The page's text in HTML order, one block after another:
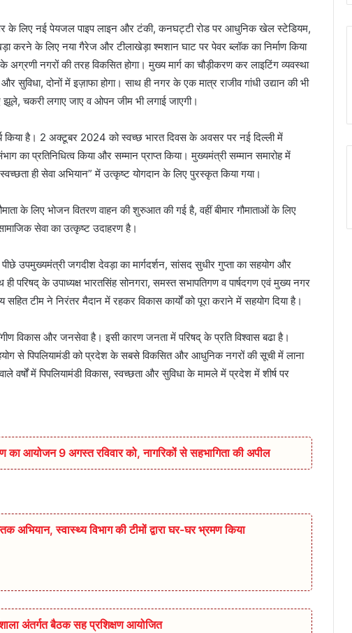
के लिए नई पेयजल पाइप लाइन और टंकी, कनघट्टी रोड पर आधुनिक खेल स्टेडियम,
करने के लिए नया गैरेज और टीलाखेड़ा श्मशान घाट पर पेवर ब्लॉक का निर्माण किया
नगरों की तरह विकसित होगा। मुख्य मार्ग का चौड़ीकरण कर लाइटिंग व्यवस्था
सुविधा, दोनों में इज़ाफा होगा। साथ ही नगर के एक मात्र राजीव गांधी उद्यान की भी
चकरी लगाए जाए व ओपन जीम भी लगाई जाएगी।
किया है। 2 अक्टूबर 2024 को स्वच्छ भारत दिवस के अवसर पर नई दिल्ली में
का प्रतिनिधित्व किया और सम्मान प्राप्त किया। मुख्यमंत्री सम्मान समारोह में
ही सेवा अभियान” में उत्कृष्ट योगदान के लिए पुरस्कृत किया गया।
के लिए भोजन वितरण वाहन की शुरुआत की गई है, वहीं बीमार गौमाताओं के लिए
सेवा का उत्कृष्ट उदाहरण है।
पीछे उपमुख्यमंत्री जगदीश देवड़ा का मार्गदर्शन, सांसद सुधीर गुप्ता का सहयोग और
परिषद् के उपाध्यक्ष भारतसिंह सोनगरा, समस्त सभापतिगण व पार्षदगण एवं मुख्य नगर
सहित टीम ने निरंतर मैदान में रहकर विकास कार्यों को पूरा कराने में सहयोग दिया है।
विकास और जनसेवा है। इसी कारण जनता में परिषद् के प्रति विश्वास बढा है।
से पिपलियामंडी को प्रदेश के सबसे विकसित और आधुनिक नगरों की सूची में लाना
वर्षों में पिपलियामंडी विकास, स्वच्छता और सुविधा के मामले में प्रदेश में शीर्ष पर
का आयोजन 9 अगस्त रविवार को, नागरिकों से सहभागिता की अपील
अभियान,‌ स्वास्थ्य विभाग की टीमों द्वारा घर-घर भ्रमण किया
अंतर्गत बैठक सह प्रशिक्षण आयोजित